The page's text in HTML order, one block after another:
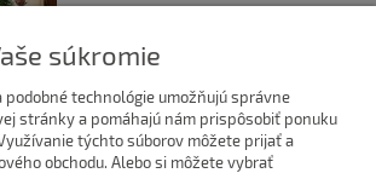
166,28 €
súkromie
podobné technológie umožňujú správne
stránky a pomáhajú nám prispôsobiť ponuku
týchto súborov môžete prijať a
obchodu. Alebo si môžete vybrať